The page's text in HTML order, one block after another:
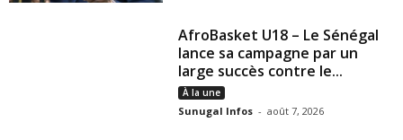
AfroBasket U18 – Le Sénégal
lance sa campagne par un
large succès contre le...
À la une
Sunugal Infos - août 7, 2026